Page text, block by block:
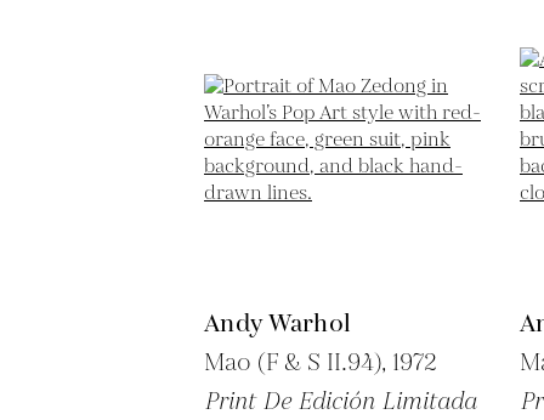
Andy Warhol
Mao (F & S II.94), 1972
Print De Edición Limitada